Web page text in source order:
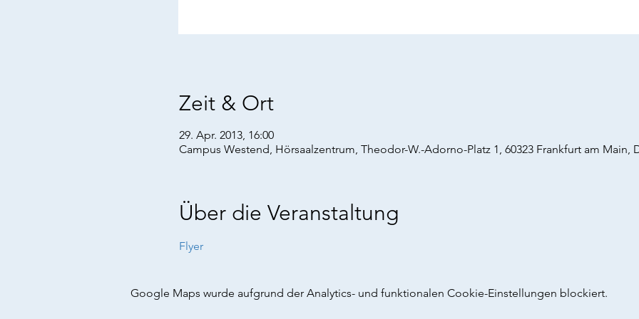
Zeit & Ort
29. Apr. 2013, 16:00
Campus Westend, Hörsaalzentrum, Theodor-W.-Adorno-Platz 1, 60323 Frankfurt am Main,
Über die Veranstaltung
Flyer
Google Maps wurde aufgrund der Analytics- und funktionalen Cookie-Einstellungen blockiert.